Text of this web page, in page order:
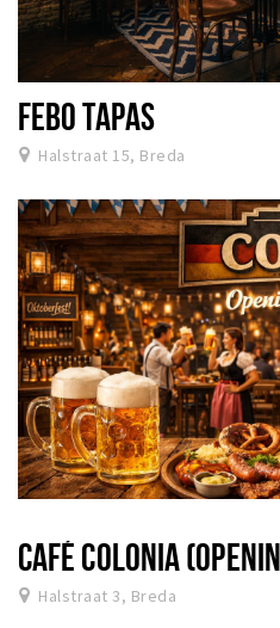
FEBO TAPAS
Halstraat 15, Breda
CAFÉ COLONIA
Halstraat 3, Breda